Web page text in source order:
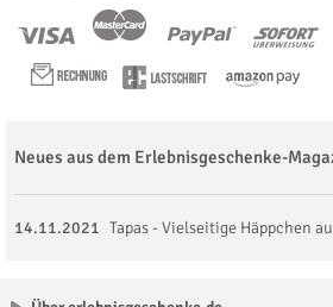
Neues aus dem Erlebnisgeschenke-
14.11.2021 Tapas - Vielseitige Häppchen